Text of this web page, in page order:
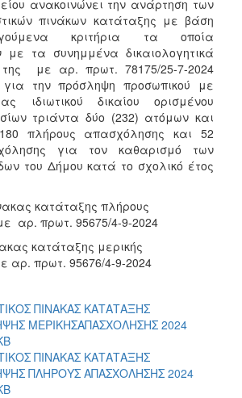
ανακοινώνει την ανάρτηση των
πινάκων κατάταξης με βάση
κριτήρια τα οποία
με τα συνημμένα δικαιολογητικά
με αρ. πρωτ. 78175/25-7-2024
για την πρόσληψη προσωπικού με
ιδιωτικού δικαίου ορισμένου
τριάντα δύο (232) ατόμων και
πλήρους απασχόλησης και 52
για τον καθαρισμό των
του Δήμου κατά το σχολικό έτος
κατάταξης πλήρους
αρ. πρωτ. 95675/4-9-2024
κατάταξης μερικής
αρ. πρωτ. 95676/4-9-2024
ΠΙΝΑΚΑΣ ΚΑΤΑΤΑΞΗΣ
ΜΕΡΙΚΗΣΑΠΑΣΧΟΛΗΣΗΣ 2024
ΠΙΝΑΚΑΣ ΚΑΤΑΤΑΞΗΣ
ΠΛΗΡΟΥΣ ΑΠΑΣΧΟΛΗΣΗΣ 2024